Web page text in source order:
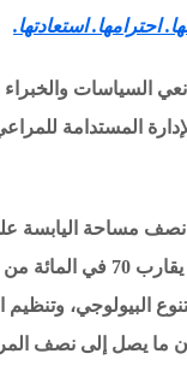
احترامها. استعادتها.
السياسات والخبراء
المستدامة
مساحة اليابسة
حول العالم. كما
البيولوجي،
ما يصل إلى نصف